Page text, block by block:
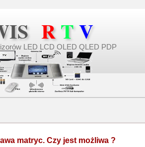
RTV
LED LCD OLED QLED PDP
matryc. Czy jest możliwa ?